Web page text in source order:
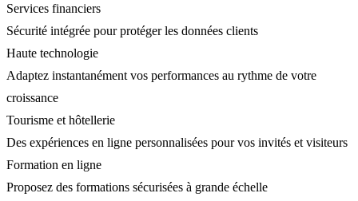
Services financiers
Sécurité intégrée pour protéger les données clients
Haute technologie
Adaptez instantanément vos performances au rythme de votre
croissance
Tourisme et hôtellerie
Des expériences en ligne personnalisées pour vos invités et visiteurs
Formation en ligne
Proposez des formations sécurisées à grande échelle